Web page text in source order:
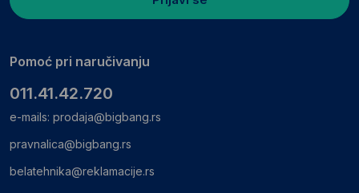
Pomoć pri naručivanju
011.41.42.720
e-mails: prodaja@bigbang.rs
pravnalica@bigbang.rs
belatehnika@reklamacije.rs